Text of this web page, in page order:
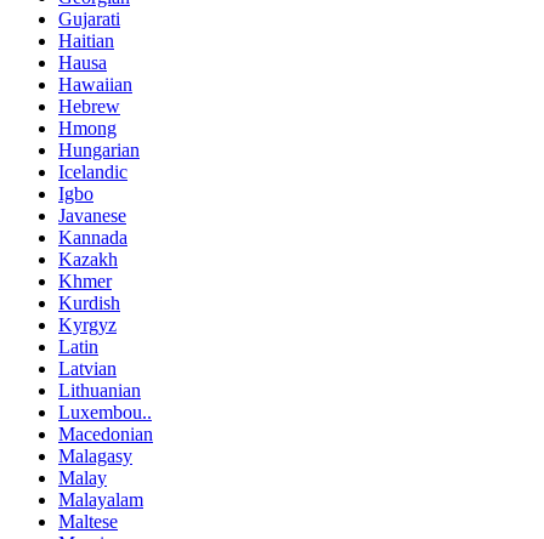
Gujarati
Haitian
Hausa
Hawaiian
Hebrew
Hmong
Hungarian
Icelandic
Igbo
Javanese
Kannada
Kazakh
Khmer
Kurdish
Kyrgyz
Latin
Latvian
Lithuanian
Luxembou..
Macedonian
Malagasy
Malay
Malayalam
Maltese